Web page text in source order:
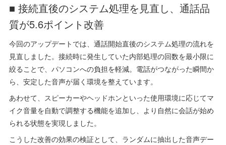
■ 接続直後のシステム処理を見直し、通話品
質が5.6ポイント改善
今回のアップデートでは、通話開始直後のシステム処理の流れを
見直しました。接続時に発生していた内部処理の回数を最小限に
絞ることで、パソコンへの負担を軽減。電話がつながった瞬間か
ら、安定した音声が届く環境を整えています。
あわせて、スピーカーやヘッドホンといった使用環境に応じてマ
イク音量を自動で調整する機能を追加し、より自然に会話が始め
られる状態を実現しました。
こうした改善の効果の検証として、ランダムに抽出した音声デー